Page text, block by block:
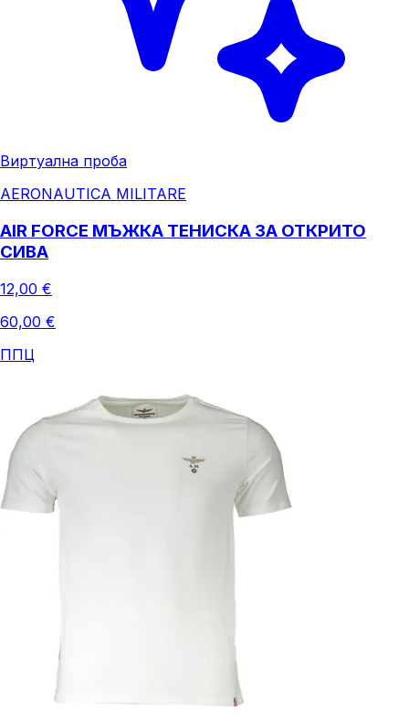
Виртуална проба
AERONAUTICA MILITARE
AIR FORCE МЪЖКА ТЕНИСКА ЗА ОТКРИТО
СИВА
12,00 €
60,00 €
ППЦ